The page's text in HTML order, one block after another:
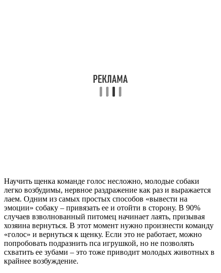
Научить щенка команде голос несложно, молодые собаки
легко возбудимы, нервное раздражение как раз и выражается
лаем. Одним из самых простых способов «вывести на
эмоции» собаку – привязать ее и отойти в сторону. В 90%
случаев взволнованный питомец начинает лаять, призывая
хозяина вернуться. В этот момент нужно произнести команду
«голос» и вернуться к щенку. Если это не работает, можно
попробовать подразнить пса игрушкой, но не позволять
схватить ее зубами – это тоже приводит молодых животных в
крайнее возбуждение.